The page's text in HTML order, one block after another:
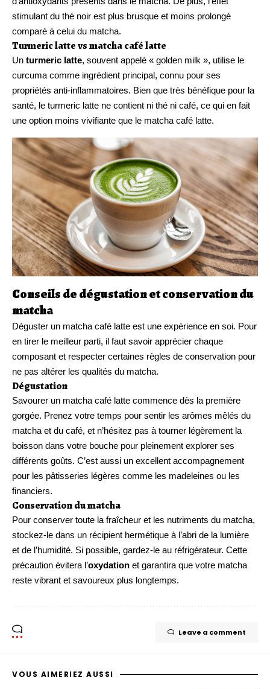
stimulant du thé noir est plus brusque et moins prolongé
comparé à celui du matcha.
Turmeric latte vs matcha café latte
Un turmeric latte, souvent appelé « golden milk », utilise le
curcuma comme ingrédient principal, connu pour ses
propriétés anti-inflammatoires. Bien que très bénéfique pour la
santé, le turmeric latte ne contient ni thé ni café, ce qui en fait
une option moins vivifiante que le matcha café latte.
Conseils de dégustation et conservation du
matcha
Déguster un matcha café latte est une expérience en soi. Pour
en tirer le meilleur parti, il faut savoir apprécier chaque
composant et respecter certaines règles de conservation pour
ne pas altérer les qualités du matcha.
Dégustation
Savourer un matcha café latte commence dès la première
gorgée. Prenez votre temps pour sentir les arômes mêlés du
matcha et du café, et n’hésitez pas à tourner légèrement la
boisson dans votre bouche pour pleinement explorer ses
différents goûts. C’est aussi un excellent accompagnement
pour les pâtisseries légères comme les madeleines ou les
financiers.
Conservation du matcha
Pour conserver toute la fraîcheur et les nutriments du matcha,
stockez-le dans un récipient hermétique à l’abri de la lumière
et de l’humidité. Si possible, gardez-le au réfrigérateur. Cette
précaution évitera l’oxydation et garantira que votre matcha
reste vibrant et savoureux plus longtemps.
Leave a comment
VOUS AIMERIEZ AUSSI